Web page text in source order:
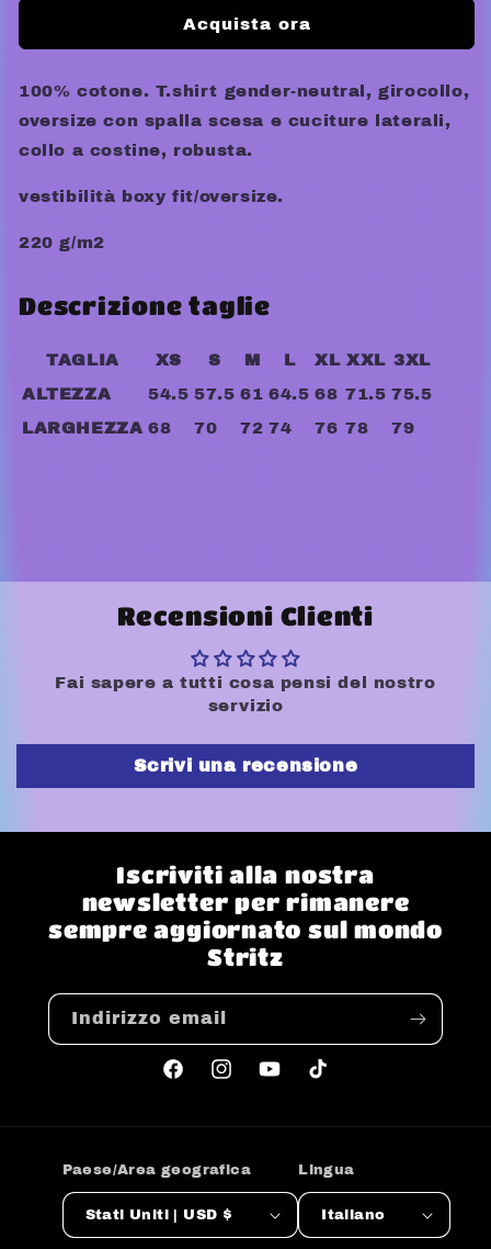
Acquista ora
100% cotone. T.shirt gender-neutral, girocollo,
oversize con spalla scesa e cuciture laterali,
collo a costine, robusta.
vestibilità boxy fit/oversize.
220 g/m2
Descrizione taglie
TAGLIA XS S M L XL XXL 3XL
ALTEZZA
54.5 57.5 61 64.5 68 71.5 75.5
LARGHEZZA 68 70 72 74 76 78 79
Recensioni Clienti
Fai sapere a tutti cosa pensi del nostro
servizio
Scrivi una recensione
Iscriviti alla nostra
newsletter per rimanere
sempre aggiornato sul mondo
Stritz
Indirizzo email
FacebookInstagramYouTubeTikTok
Paese/Area geografica
Stati Uniti | USD $
Lingua
Italiano